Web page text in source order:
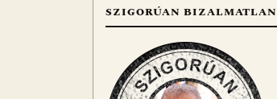
SZIGORÚAN BIZALMATLAN